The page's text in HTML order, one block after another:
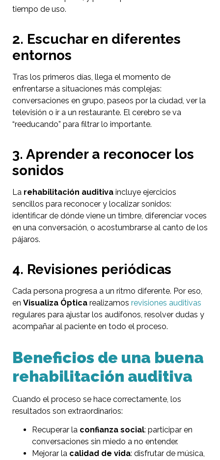
tiempo de uso.
2. Escuchar en diferentes
entornos
Tras los primeros días, llega el momento de
enfrentarse a situaciones más complejas:
conversaciones en grupo, paseos por la ciudad, ver la
televisión o ir a un restaurante. El cerebro se va
“reeducando” para filtrar lo importante.
3. Aprender a reconocer los
sonidos
La rehabilitación auditivaincluye ejercicios
sencillos para reconocer y localizar sonidos:
identificar de dónde viene un timbre, diferenciar voces
en una conversación, o acostumbrarse al canto de los
pájaros.
4. Revisiones periódicas
Cada persona progresa a un ritmo diferente. Por eso,
en Visualiza Óptica realizamos revisiones auditivas
regulares para ajustar los audífonos, resolver dudas y
acompañar al paciente en todo el proceso.
Beneficios de una buena
rehabilitación auditiva
Cuando el proceso se hace correctamente, los
resultados son extraordinarios:
Recuperar la confianza social: participar en
conversaciones sin miedo a no entender.
Mejorar la calidad de vida: disfrutar de música,